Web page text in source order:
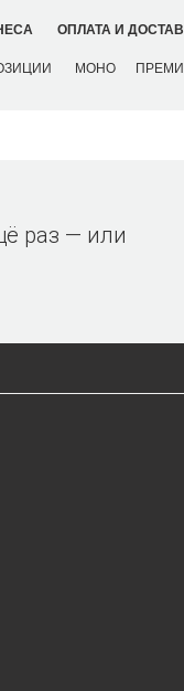
ОПЛАТА И
МОНО
раз — или